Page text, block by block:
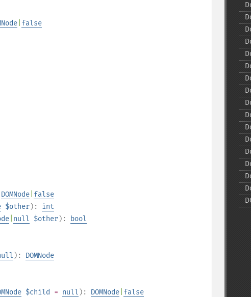
false
DOMNode false
$other): int
null $other):
bool
): DOMNode
$child = null ): DOMNode false